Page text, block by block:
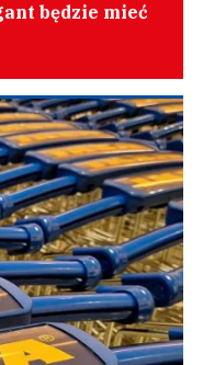
będzie mieć